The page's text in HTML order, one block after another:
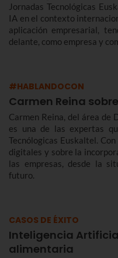
Jornadas Tecnológicas
IA en el contexto
aplicación empresarial,
delante, como empresa y
#HABLANDOCON
Carmen Reina
Carmen Reina, del área de
es una de las expertas
Tecnólogicas Euskaltel.
digitales y sobre la
las empresas, desde la
futuro.
CASOS DE ÉXITO
Inteligencia
alimentaria